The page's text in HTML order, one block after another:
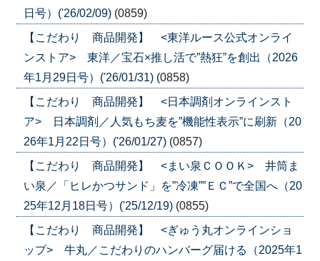
日号）('26/02/09) (0859)
【こだわり 商品開発】 <東洋ルース公式オンライ
ンストア> 東洋／宝石×推し活で”熱狂”を創出（2026
年1月29日号）('26/01/31) (0858)
【こだわり 商品開発】 <日本調剤オンラインスト
ア> 日本調剤／人気もち麦を”機能性表示”に刷新（20
26年1月22日号）('26/01/27) (0857)
【こだわり 商品開発】 <まい泉ＣＯＯＫ> 井筒ま
い泉／「ヒレかつサンド」を”冷凍””ＥＣ”で全国へ（20
25年12月18日号）('25/12/19) (0855)
【こだわり 商品開発】 <ぎゅう丸オンラインショ
ップ> 牛丸／こだわりのハンバーグ届ける（2025年1